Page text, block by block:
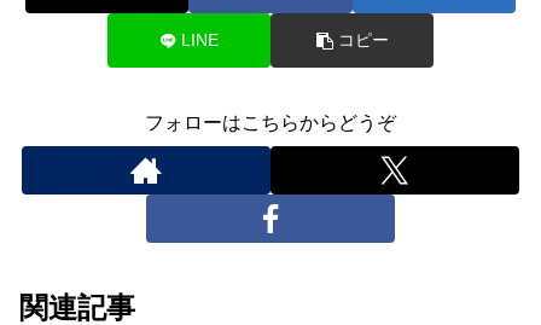
LINE コピー
フォローはこちらからどうぞ
関連記事